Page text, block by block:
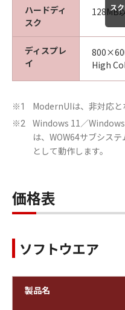
ハードディ
スク
128MB
ディスプレ
イ
High
ス
※1 ModernUIは、非対応と
※2
Windows 11／
は、WOW64サブシス
として動作します。
価格表
ソフトウエア
製品名